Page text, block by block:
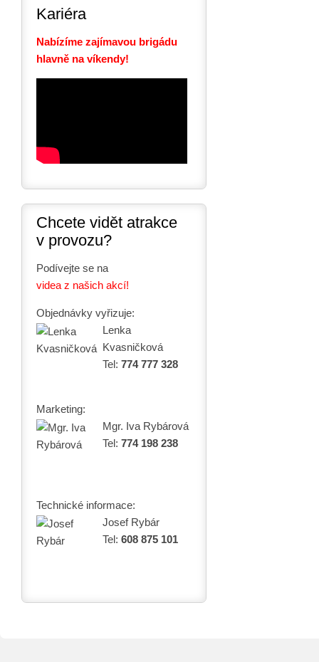
Kariéra
Nabízíme zajímavou brigádu
hlavně na víkendy!
Chcete vidět atrakce
v provozu?
Podívejte se na
videa z našich akcí!
Objednávky vyřizuje:
Lenka
Kvasničková
Tel: 774 777 328
Marketing:
Mgr. Iva Rybárová
Tel: 774 198 238
Technické informace:
Josef Rybár
Tel: 608 875 101